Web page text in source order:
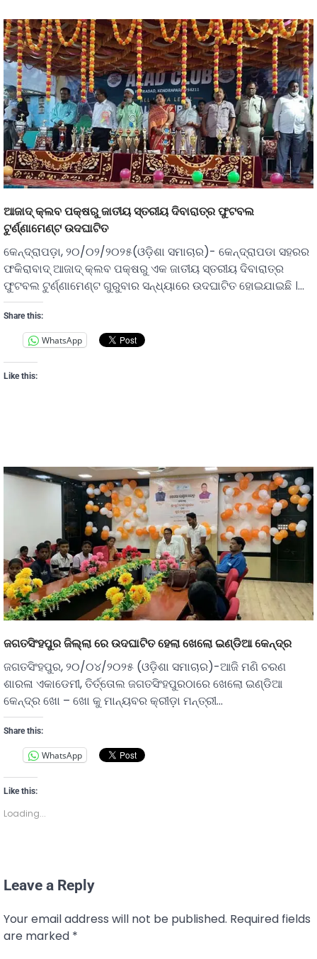
ଆଜାଦ୍ କ୍ଲବ ପକ୍ଷରୁ ଜାତୀୟ ସ୍ତରୀୟ ଦିବାରାତ୍ର ଫୁଟବଲ
ଟୁର୍ଣ୍ଣାମେଣ୍ଟ ଉଦଘାଟିତ
କେନ୍ଦ୍ରାପଡ଼ା, ୨୦/୦୨/୨୦୨୫(ଓଡ଼ିଶା ସମାଚାର)- କେନ୍ଦ୍ରାପଡା ସହରର
ଫକିରାବାଦ୍ ଆଜାଦ୍ କ୍ଲବ ପକ୍ଷରୁ ଏକ ଜାତୀୟ ସ୍ତରୀୟ ଦିବାରାତ୍ର
ଫୁଟବଲ ଟୁର୍ଣ୍ଣାମେଣ୍ଟ ଗୁରୁବାର ସନ୍ଧ୍ୟାରେ ଉଦଘାଟିତ ହୋଇଯାଇଛି ।…
Share this:
WhatsApp
Like this:
ଜଗତସିଂହପୁର ଜିଲ୍ଲା ରେ ଉଦଘାଟିତ ହେଲା ଖେଲୋ ଇଣ୍ଡିଆ କେନ୍ଦ୍ର
ଜଗତସିଂହପୁର, ୨୦/୦୪/୨୦୨୫ (ଓଡ଼ିଶା ସମାଚାର)-ଆଜି ମଣି ଚରଣ
ଶାରଳା ଏକାଡେମୀ, ତିର୍ତ୍ତୋଲ ଜଗତସିଂହପୁରଠାରେ ଖେଲୋ ଇଣ୍ଡିଆ
କେନ୍ଦ୍ର ଖୋ – ଖୋ କୁ ମାନ୍ୟବର କ୍ରୀଡ଼ା ମନ୍ତ୍ରୀ…
Share this:
WhatsApp
Like this:
Loading...
Leave a Reply
Your email address will not be published. Required fields
are marked *